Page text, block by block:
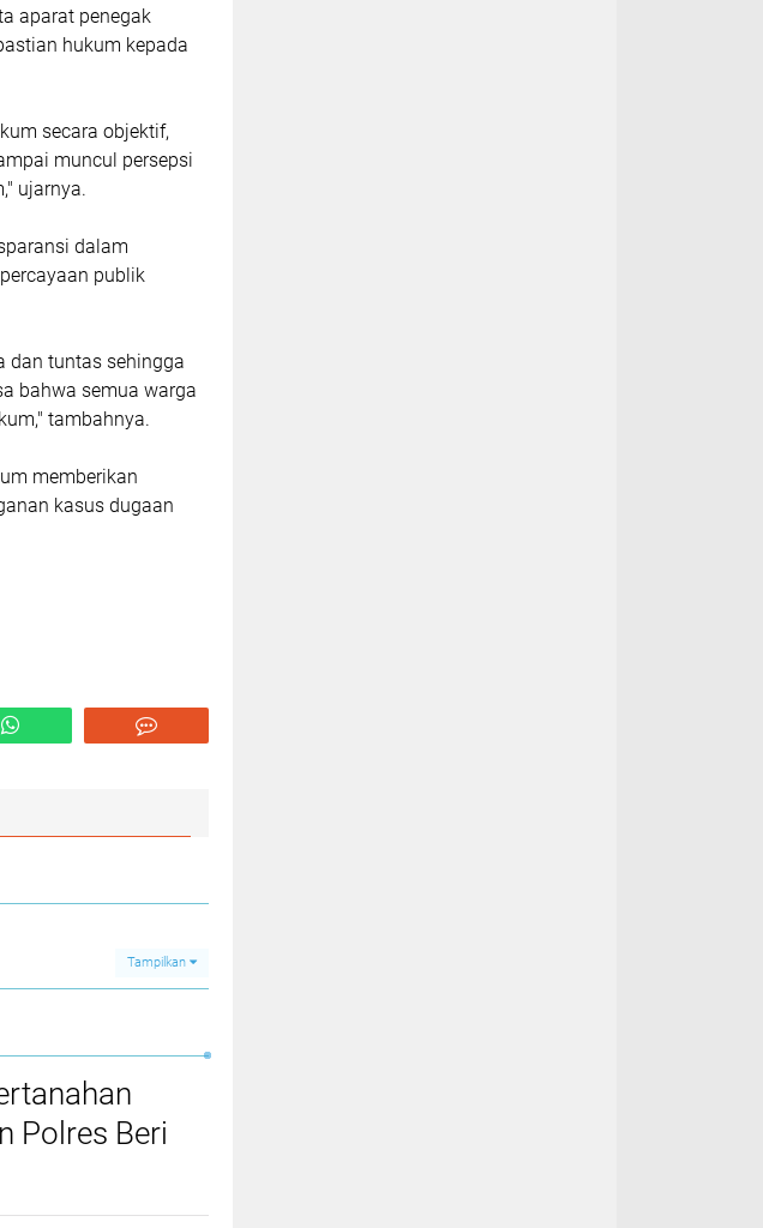
aparat penegak
hukum kepada
secara objektif,
muncul persepsi
ujarnya.
dalam
publik
dan tuntas sehingga
bahwa semua warga
tambahnya.
memberikan
kasus dugaan
Tampilkan
Polres Beri